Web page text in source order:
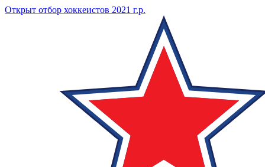
Открыт отбор хоккеистов 2021 г.р.